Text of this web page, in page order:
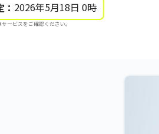
2026年5月18日 0時
ービスをご確認ください。